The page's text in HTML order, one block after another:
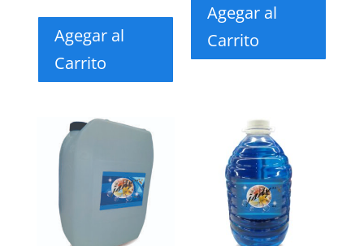
Agegar al
Carrito
Agegar al
Carrito